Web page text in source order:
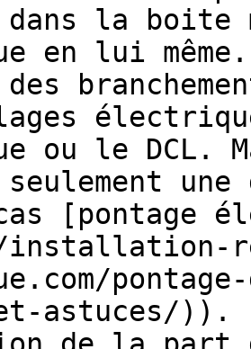
la boite
en lui
ou le DCL.
seulement
[pontage
et-astuces/